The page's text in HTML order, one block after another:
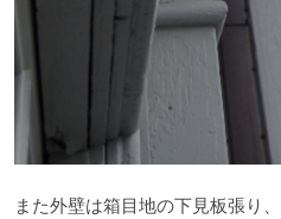
また外壁は箱目地の下見板張り